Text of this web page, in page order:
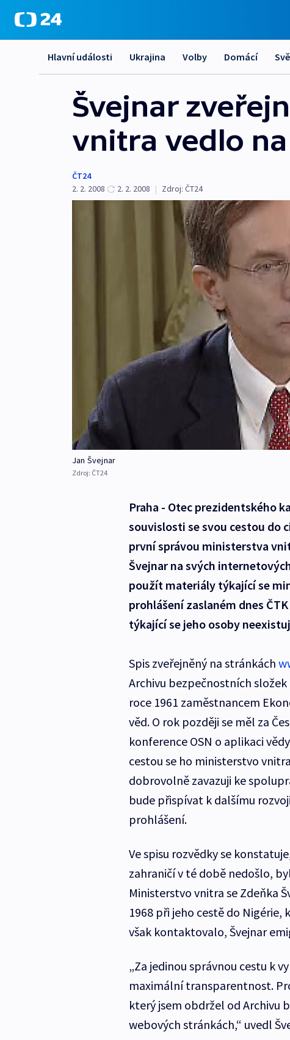
Hlavní události Ukrajina Volby Domácí
Švejnar
vnitra vedlo
ČT24
2. 2. 2008
2. 2. 2008 | Zdroj: ČT24
Jan Švejnar
Zdroj: ČT24
Praha - Otec prezidentského
souvislosti se svou cestou do
první správou ministerstva
Švejnar na svých
použít materiály týkající se
prohlášení zaslaném dnes
týkající se jeho osoby
Spis zveřejněný na stránkách
Archivu bezpečnostních
roce 1961 zaměstnancem
věd. O rok později se měl za
konference OSN o aplikaci
cestou se ho ministerstvo
dobrovolně zavazuji ke
bude přispívat k dalšímu
prohlášení.
Ve spisu rozvědky se
zahraničí v té době nedošlo,
Ministerstvo vnitra se Zdeňka
1968 při jeho cestě do Nigérie,
však kontaktovalo, Švejnar
„Za jedinou správnou cestu k
maximální transparentnost.
který jsem obdržel od Archivu
webových stránkách,“ uvedl